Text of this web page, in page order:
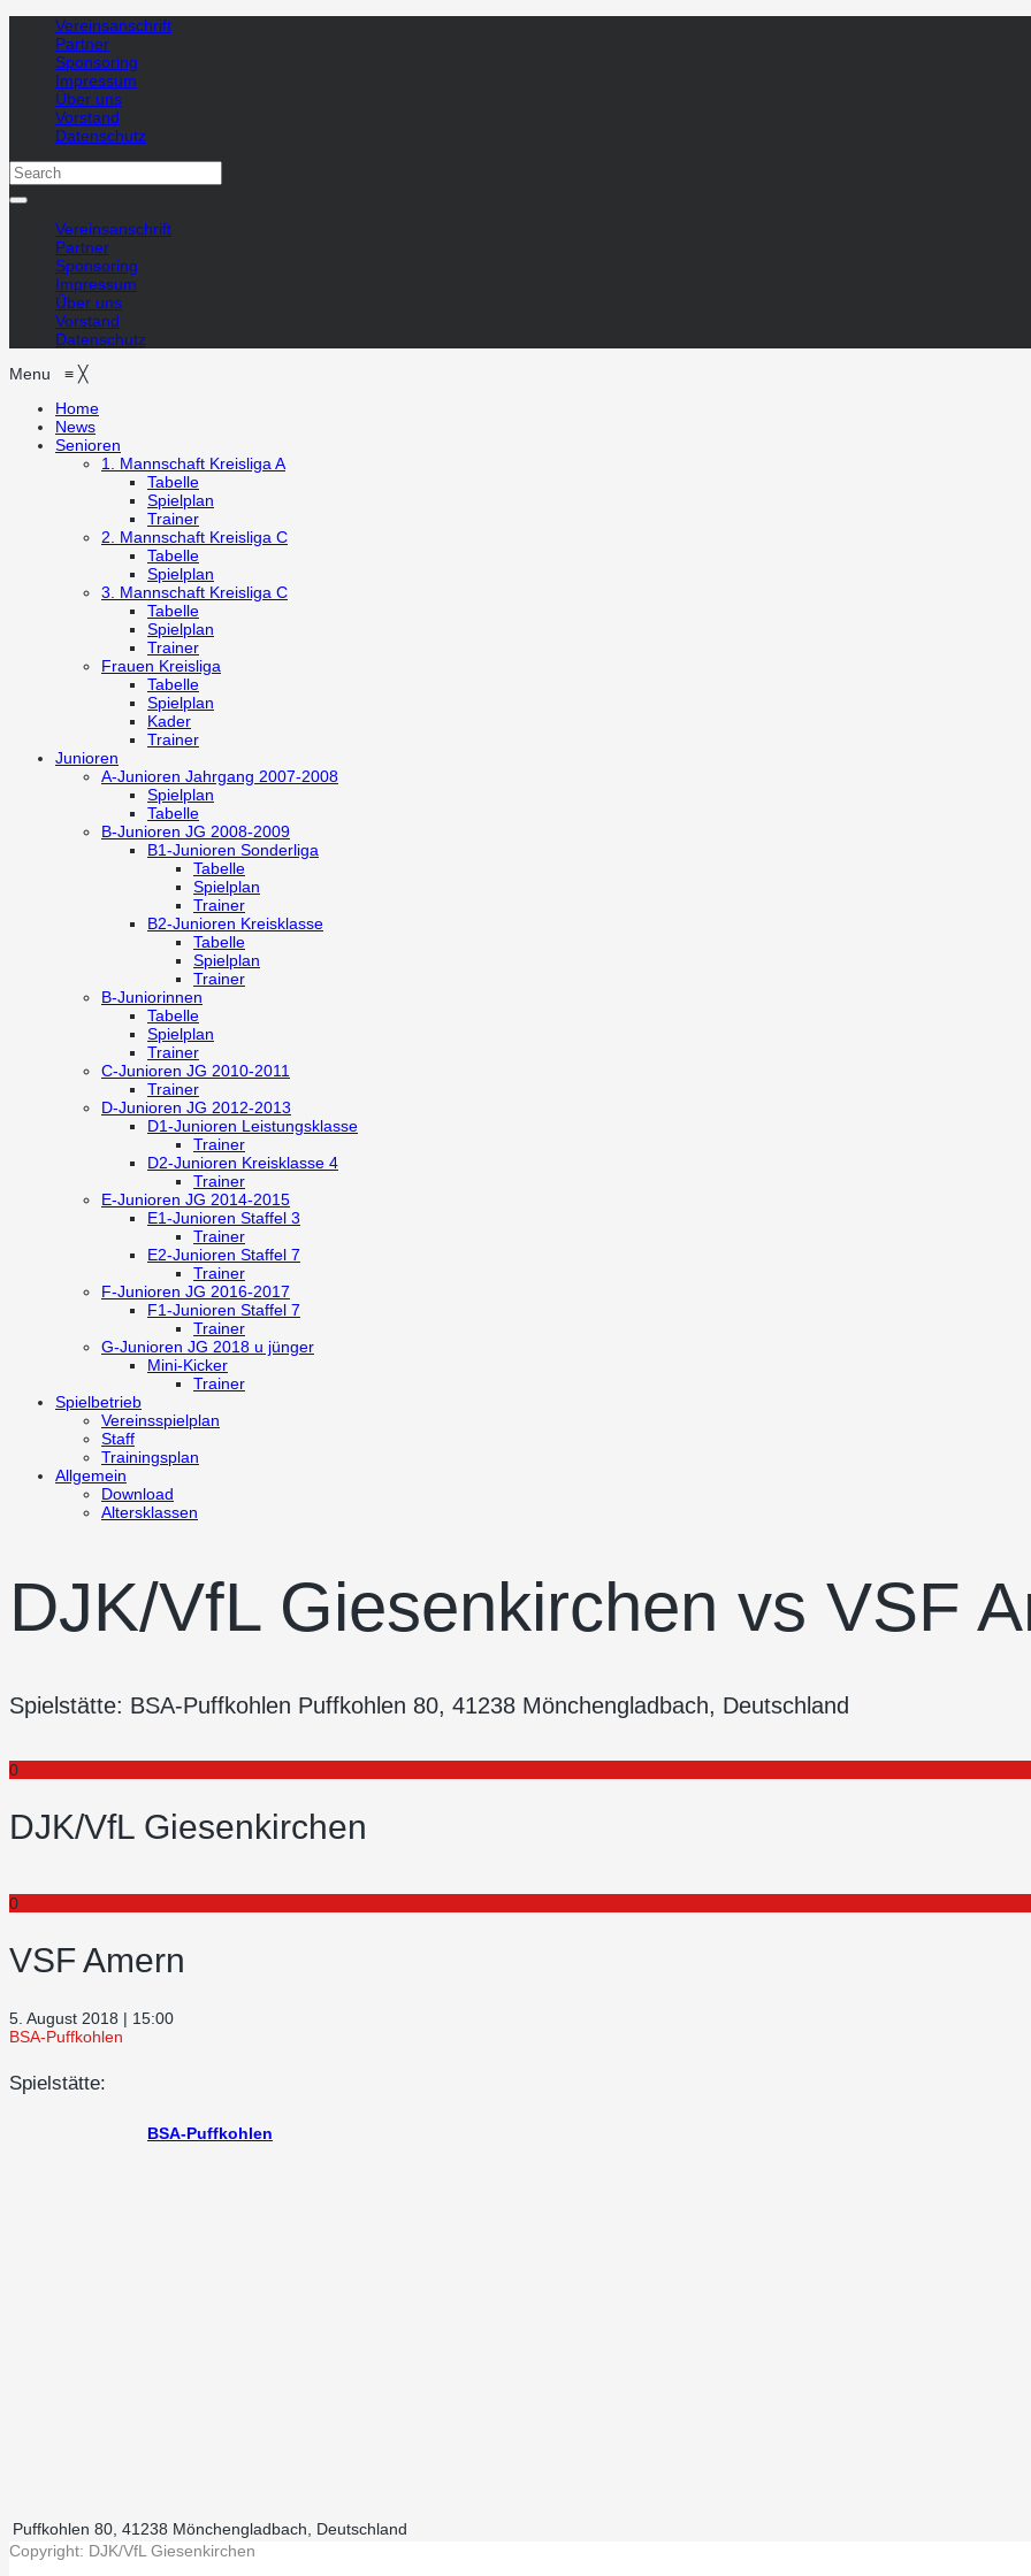
Vereinsanschrift
Partner
Sponsoring
Impressum
Über uns
Vorstand
Datenschutz
Vereinsanschrift
Partner
Sponsoring
Impressum
Über uns
Vorstand
Datenschutz
Menu ≡ ╳
Home
News
Senioren
1. Mannschaft Kreisliga A
Tabelle
Spielplan
Trainer
2. Mannschaft Kreisliga C
Tabelle
Spielplan
3. Mannschaft Kreisliga C
Tabelle
Spielplan
Trainer
Frauen Kreisliga
Tabelle
Spielplan
Kader
Trainer
Junioren
A-Junioren Jahrgang 2007-2008
Spielplan
Tabelle
B-Junioren JG 2008-2009
B1-Junioren Sonderliga
Tabelle
Spielplan
Trainer
B2-Junioren Kreisklasse
Tabelle
Spielplan
Trainer
B-Juniorinnen
Tabelle
Spielplan
Trainer
C-Junioren JG 2010-2011
Trainer
D-Junioren JG 2012-2013
D1-Junioren Leistungsklasse
Trainer
D2-Junioren Kreisklasse 4
Trainer
E-Junioren JG 2014-2015
E1-Junioren Staffel 3
Trainer
E2-Junioren Staffel 7
Trainer
F-Junioren JG 2016-2017
F1-Junioren Staffel 7
Trainer
G-Junioren JG 2018 u jünger
Mini-Kicker
Trainer
Spielbetrieb
Vereinsspielplan
Staff
Trainingsplan
Allgemein
Download
Altersklassen
DJK/VfL Giesenkirchen vs VSF
Spielstätte: BSA-Puffkohlen Puffkohlen 80, 41238 Mönchengladbach, Deutschland
0
DJK/VfL Giesenkirchen
0
VSF Amern
5. August 2018 | 15:00
BSA-Puffkohlen
Spielstätte:
BSA-Puffkohlen
Puffkohlen 80, 41238 Mönchengladbach, Deutschland
Copyright: DJK/VfL Giesenkirchen